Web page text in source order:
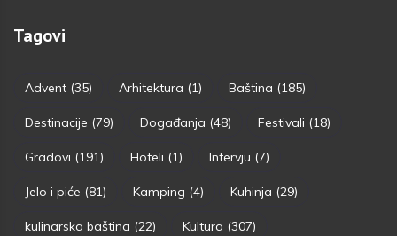
Tagovi
Advent (35) Arhitektura (1) Baština (185)
Destinacije (79) Događanja (48) Festivali (18)
Gradovi (191) Hoteli (1) Intervju (7)
Jelo i piće (81) Kamping (4) Kuhinja (29)
kulinarska baština (22) Kultura (307)